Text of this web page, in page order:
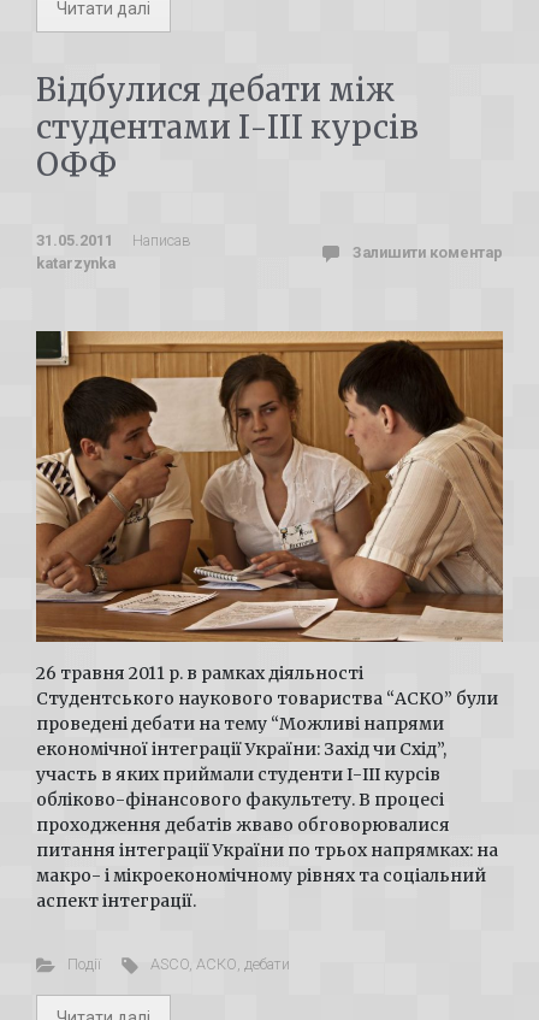
Читати далі
Відбулися дебати між
студентами І-ІІІ курсів
ОФФ
31.05.2011
Написав
katarzynka
Залишити коментар
26 травня 2011 р. в рамках діяльності
Студентського наукового товариства “АСКО” були
проведені дебати на тему “Можливі напрями
економічної інтеграції України: Захід чи Схід”,
участь в яких приймали студенти І-ІІІ курсів
обліково-фінансового факультету. В процесі
проходження дебатів жваво обговорювалися
питання інтеграції України по трьох напрямках: на
макро- і мікроекономічному рівнях та соціальний
аспект інтеграції.
Події ASCO,АСКО,дебати